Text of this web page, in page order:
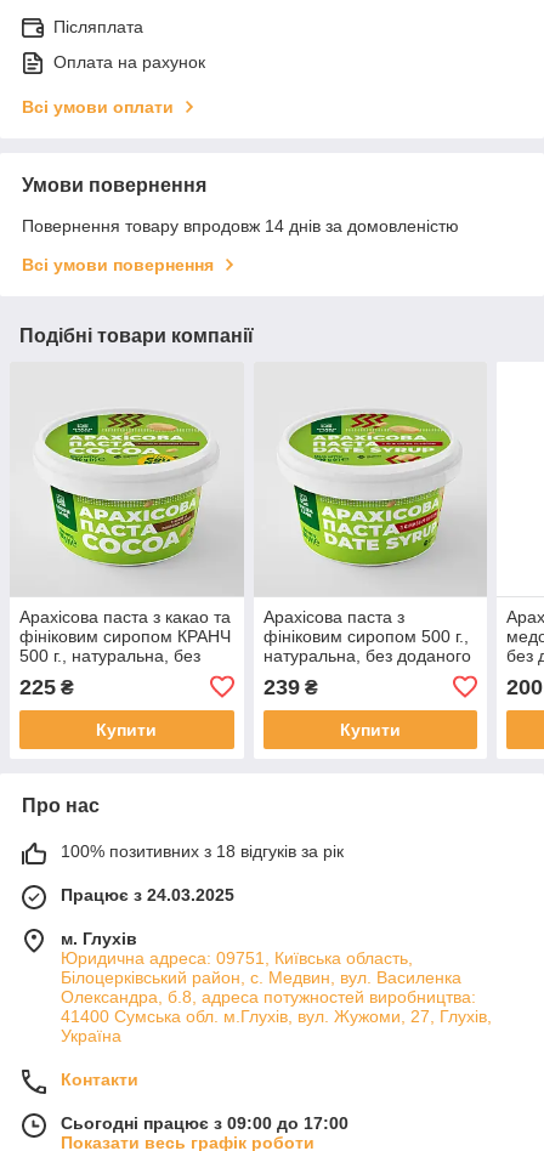
Післяплата
Оплата на рахунок
Всі умови оплати
Умови повернення
Повернення товару впродовж 14 днів за домовленістю
Всі умови повернення
Подібні товари компанії
Арахісова паста з какао та
фініковим сиропом КРАНЧ
500 г., натуральна, без
225 ₴
Купити
Арахісова паста з
фініковим сиропом 500 г.,
натуральна, без доданого
DATE SYRUP
239₴
Купити
без
200
Про нас
100% позитивних з 18 відгуків за рік
Працює з 24.03.2025
м. Глухів
Юридична адреса: 09751, Київська область,
Білоцерківський район, с. Медвин, вул. Василенка
Олександра, б.8, адреса потужностей виробництва:
41400 Сумська обл. м.Глухів, вул. Жужоми, 27, Глухів,
Україна
Контакти
Сьогодні працює з 09:00 до 17:00
Показати весь графік роботи